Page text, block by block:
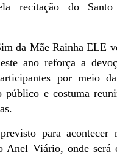
recitação do
da Mãe Rainha ELE
ano reforça a
por meio
público e costuma
para acontecer
Viário, onde será